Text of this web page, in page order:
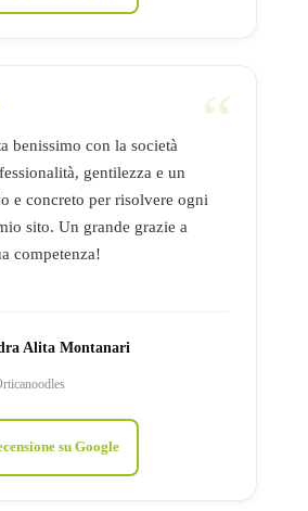
benissimo con la società
gentilezza e un
e concreto per risolvere ogni
sito. Un grande grazie a
competenza!
Alita Montanari
su Google